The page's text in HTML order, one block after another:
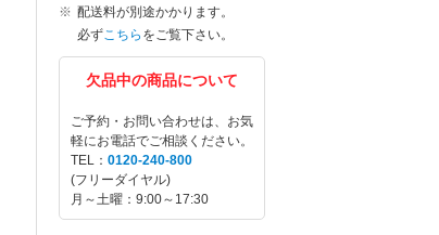
配送料が別途かかります。
必ずこちらをご覧下さい。
欠品中の商品について
ご予約・お問い合わせは、お気
軽にお電話でご相談ください。
TEL： 0120-240-800
(フリーダイヤル)
月～土曜：9:00～17:30